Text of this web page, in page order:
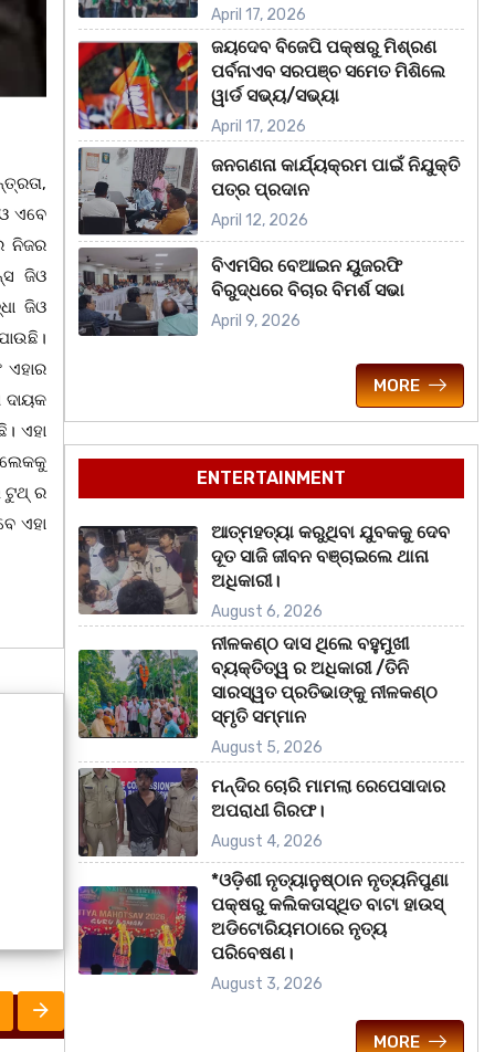
ଏବେ
ନିଜର
ଜିଓ
ଜିଓ
ଏହା
ଟୁଥ୍ ର
ଏହା
April 17, 2026
ଜୟଦେବ ବିଜେପି ପକ୍ଷରୁ ମିଶ୍ରଣ
ପର୍ବନାଏବ ସରପଞ୍ଚ ସମେତ ମିଶିଲେ
ୱାର୍ଡ ସଭ୍ୟ/ସଭ୍ୟା
April 17, 2026
ଜନଗଣନା କାର୍ଯ୍ୟକ୍ରମ ପାଇଁ ନିଯୁକ୍ତି
ପତ୍ର ପ୍ରଦାନ
April 12, 2026
ବିଏମସିର ବେଆଇନ ୟୁଜରଫି
ବିରୁଦ୍ଧରେ ବିଚାର ବିମର୍ଶ ସଭା
April 9, 2026
MORE
ENTERTAINMENT
ଆତ୍ମହତ୍ୟା କରୁଥିବା ଯୁବକକୁ ଦେବ
ଦୂତ ସାଜି ଜୀବନ ବଞ୍ଚାଇଲେ ଥାନା
ଅଧିକାରୀ।
August 6, 2026
ନୀଳକଣ୍ଠ ଦାସ ଥିଲେ ବହୁମୁଖୀ
ବ୍ୟକ୍ତିତ୍ୱ ର ଅଧିକାରୀ /ତିନି
ସାରସ୍ୱତ ପ୍ରତିଭାଙ୍କୁ ନୀଳକଣ୍ଠ
ସ୍ମୃତି ସମ୍ମାନ
August 5, 2026
ମନ୍ଦିର ଚୋରି ମାମଲା ରେପେସାଦାର
ଅପରାଧୀ ଗିରଫ।
August 4, 2026
*ଓଡ଼ିଶୀ ନୃତ୍ୟାନୁଷ୍ଠାନ ନୃତ୍ୟନିପୁଣା
ପକ୍ଷରୁ କଲିକତାସ୍ଥିତ ବାଟା ହାଉସ୍
ଅଡିଟୋରିୟମଠାରେ ନୃତ୍ୟ
ପରିବେଷଣ।
August 3, 2026
MORE